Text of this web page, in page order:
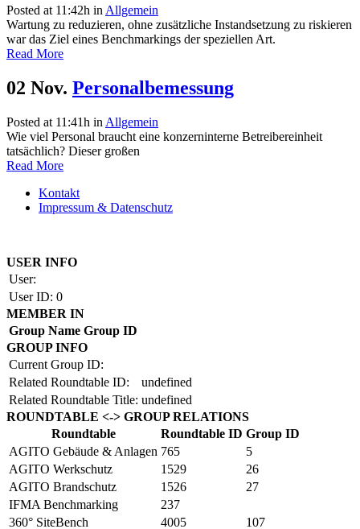
Posted at 11:42h in Allgemein
Wartung zu reduzieren, ohne zusätzliche Instandsetzung zu riskieren
war das Ziel eines Benchmarkings der speziellen Art.
Read More
02 Nov. Personalbemessung
Posted at 11:41h in Allgemein
Wie viel Personal braucht eine konzerninterne Betreibereinheit
tatsächlich? Dieser großen
Read More
Kontakt
Impressum & Datenschutz
USER INFO
User:
User ID: 0
MEMBER IN
Group Name Group ID
GROUP INFO
Current Group ID:
Related Roundtable ID:
undefined
Related Roundtable Title: undefined
ROUNDTABLE <-> GROUP RELATIONS
Roundtable
Roundtable ID Group ID
AGITO Gebäude & Anlagen 765
5
AGITO Werkschutz
1529
26
AGITO Brandschutz
1526
27
IFMA Benchmarking
237
360° SiteBench
4005 107